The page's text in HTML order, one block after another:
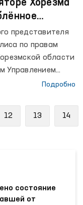
Хорезма
представителя
по правам
области
Управлением
медицинское
Подробно
12 13 14
состояние
от